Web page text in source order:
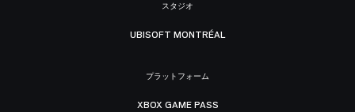
スタジオ
UBISOFT MONTRÉAL
プラットフォーム
XBOX GAME PASS